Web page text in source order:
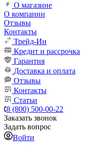
О магазине
О компании
Отзывы
Контакты
Трейд-Ин
Кредит и рассрочка
Гарантия
Доставка и оплата
Отзывы
Контакты
Статьи
8 (800) 500-00-22
Заказать звонок
Задать вопрос
Войти